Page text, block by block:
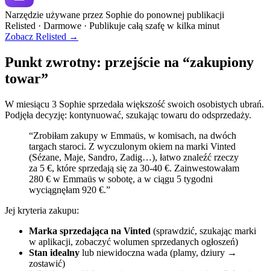
Narzędzie używane przez Sophie do ponownej publikacji
Relisted · Darmowe · Publikuje całą szafę w kilka minut
Zobacz Relisted →
Punkt zwrotny: przejście na “zakupiony
towar”
W miesiącu 3 Sophie sprzedała większość swoich osobistych ubrań.
Podjęła decyzję: kontynuować, szukając towaru do odsprzedaży.
“Zrobiłam zakupy w Emmaüs, w komisach, na dwóch
targach staroci. Z wyczulonym okiem na marki Vinted
(Sézane, Maje, Sandro, Zadig…), łatwo znaleźć rzeczy
za 5 €, które sprzedają się za 30-40 €. Zainwestowałam
280 € w Emmaüs w sobotę, a w ciągu 5 tygodni
wyciągnęłam 920 €.”
Jej kryteria zakupu:
Marka sprzedająca na Vinted (sprawdzić, szukając marki
w aplikacji, zobaczyć wolumen sprzedanych ogłoszeń)
Stan idealny lub niewidoczna wada (plamy, dziury →
zostawić)